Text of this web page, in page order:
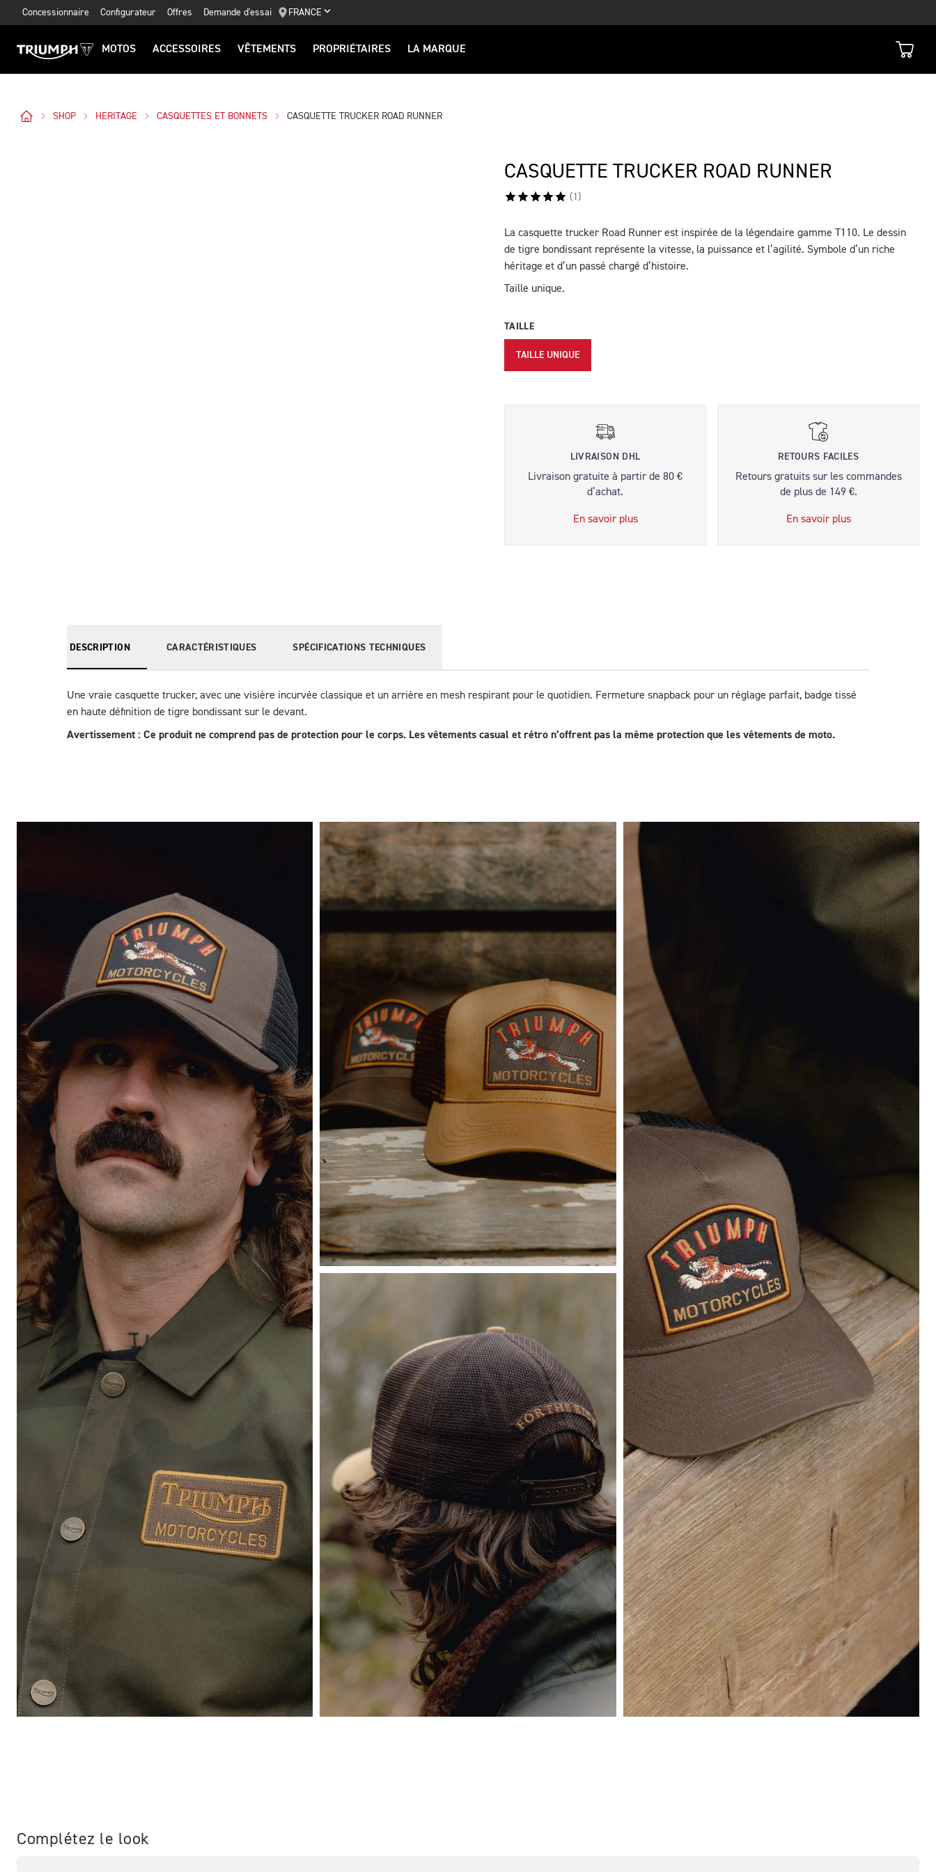
Concessionnaire Configurateur Offres Demande d'essai FRANCE
MOTOS ACCESSOIRES VÊTEMENTS PROPRIÉTAIRES LA MARQUE
SHOP HERITAGE CASQUETTES ET BONNETS CASQUETTE TRUCKER ROAD RUNNER
CASQUETTE TRUCKER ROAD RUNNER
( 1 )
DESCRIPTION
La casquette trucker Road Runner est inspirée de la légendaire gamme T110. Le dessin
de tigre bondissant représente la vitesse, la puissance et l’agilité. Symbole d’un riche
héritage et d’un passé chargé d’histoire.
Taille unique.
TAILLE
TAILLE UNIQUE
LIVRAISON DHL
Livraison gratuite à partir de 80 €
d’achat.
En savoir plus
RETOURS FACILES
Retours gratuits sur les commandes
de plus de 149 €.
En savoir plus
DESCRIPTION CARACTÉRISTIQUES SPÉCIFICATIONS TECHNIQUES
Une vraie casquette trucker, avec une visière incurvée classique et un arrière en mesh respirant pour le quotidien. Fermeture snapback pour un réglage parfait, badge tissé
en haute définition de tigre bondissant sur le devant.
Avertissement : Ce produit ne comprend pas de protection pour le corps. Les vêtements casual et rétro n’offrent pas la même protection que les vêtements de moto.
Complétez le look